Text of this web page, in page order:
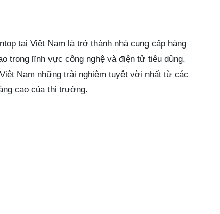
tại Việt Nam là trở thành nhà cung cấp hàng
trong lĩnh vực công nghệ và điện tử tiêu dùng.
Nam những trải nghiệm tuyệt vời nhất từ các
cao của thị trường.